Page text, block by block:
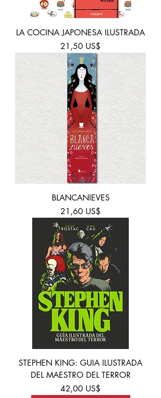
LA COCINA JAPONESA ILUSTRADA
Precio
21,50 US$
BLANCANIEVES
Precio
21,60 US$
STEPHEN KING: GUIA ILUSTRADA
DEL MAESTRO DEL TERROR
Precio
42,00 US$